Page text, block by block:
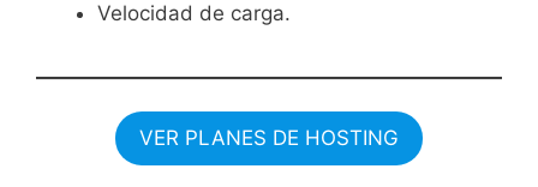
Velocidad de carga.
VER PLANES DE HOSTING